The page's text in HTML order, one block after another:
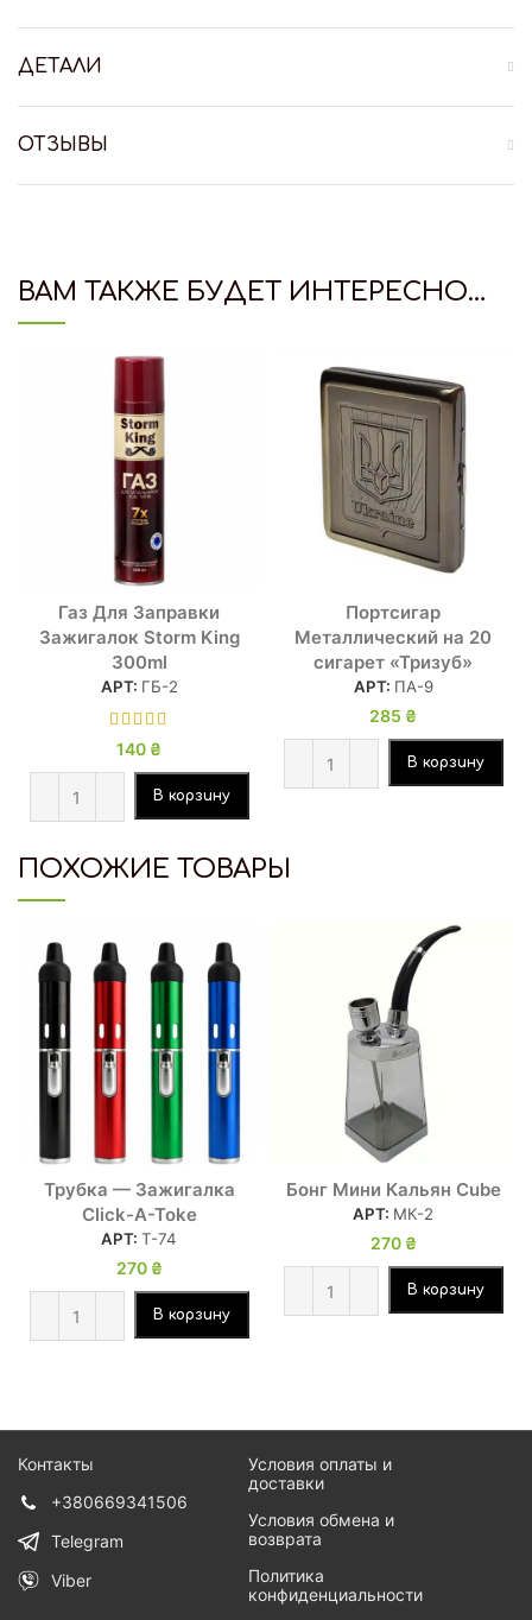
ДЕТАЛИ
ОТЗЫВЫ
ВАМ ТАКЖЕ БУДЕТ ИНТЕРЕСНО…
Газ Для Заправки
Зажигалок Storm King
300ml
АРТ: ГБ-2
140 ₴
В корзину
Портсигар
Металлический на 20
сигарет «Тризуб»
АРТ: ПА-9
285 ₴
В корзину
ПОХОЖИЕ ТОВАРЫ
Трубка — Зажигалка
Click-A-Toke
АРТ: Т-74
270 ₴
В корзину
Бонг Мини Кальян Cube
АРТ: МК-2
270 ₴
В корзину
Контакты
+380669341506
Telegram
Viber
Условия оплаты и
доставки
Условия обмена и
возврата
Политика
конфиденциальности